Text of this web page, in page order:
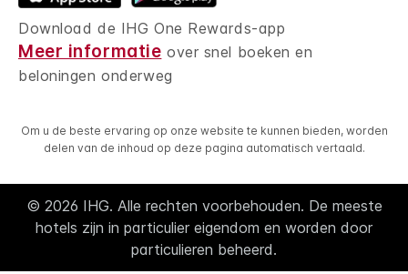
Download de IHG One Rewards-app
Meer informatie over snel boeken en
beloningen onderweg
Om u de beste ervaring op onze website te kunnen bieden, worden
delen van de inhoud op deze pagina automatisch vertaald.
© 2026 IHG. Alle rechten voorbehouden. De meeste
hotels zijn in particulier eigendom en worden door
particulieren beheerd.